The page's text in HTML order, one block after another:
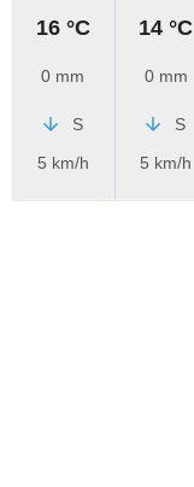
16 °C
0 mm
S
5 km/h
14 °C
0 mm
S
5 km/h